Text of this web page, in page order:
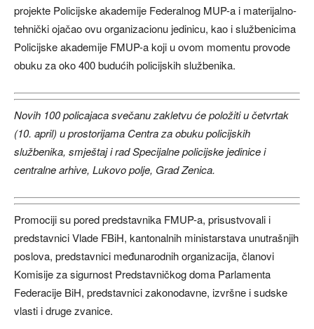
projekte Policijske akademije Federalnog MUP-a i materijalno-
tehnički ojačao ovu organizacionu jedinicu, kao i službenicima
Policijske akademije FMUP-a koji u ovom momentu provode
obuku za oko 400 budućih policijskih službenika.
Novih 100 policajaca svečanu zakletvu će položiti u četvrtak
(10. april) u prostorijama Centra za obuku policijskih
službenika, smještaj i rad Specijalne policijske jedinice i
centralne arhive, Lukovo polje, Grad Zenica.
Promociji su pored predstavnika FMUP-a, prisustvovali i
predstavnici Vlade FBiH, kantonalnih ministarstava unutrašnjih
poslova, predstavnici međunarodnih organizacija, članovi
Komisije za sigurnost Predstavničkog doma Parlamenta
Federacije BiH, predstavnici zakonodavne, izvršne i sudske
vlasti i druge zvanice.